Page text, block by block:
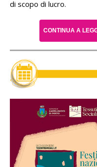
di scopo di lucro.
CONTINUA A